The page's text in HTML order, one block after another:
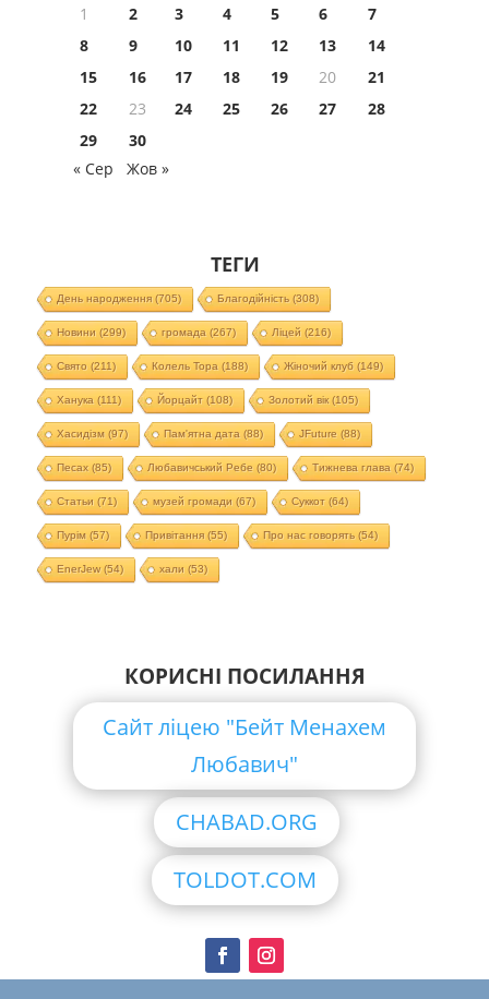
1
2 3 4 5 6
7
8
9 10 11 12 13
14
15
16 17 18 19 20
21
22
23 24 25 26 27
28
29
30
« Сер
Жов »
ТЕГИ
День народження(705) Благодійність (308)
Новини (299) громада (267) Ліцей (216)
Свято (211) Колель Тора (188) Жіночий клуб (149)
Ханука (111) Йорцайт (108) Золотий вік(105)
Хасидізм (97) Пам'ятна дата (88) JFuture (88)
Песах(85) Любавичський Ребе (80) Тижнева глава (74)
Статьи (71) музей громади (67) Суккот (64)
Пурім (57) Привітання(55) Про нас говорять (54)
EnerJew(54) хали (53)
КОРИСНІ ПОСИЛАННЯ
Сайт ліцею "Бейт Менахем
Любавич"
CHABAD.ORG
TOLDOT.COM